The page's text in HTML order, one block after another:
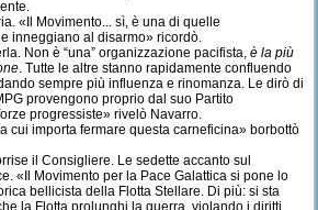
«Il Movimento... sì, è una di quelle
inneggiano al disarmo» ricordò.
Non è “una” organizzazione pacifista, è la più
. Tutte le altre stanno rapidamente confluendo
sempre più influenza e rinomanza. Le dirò di
provengono proprio dal suo Partito
progressiste» rivelò Navarro.
cui importa fermare questa carneficina» borbottò
il Consigliere. Le sedette accanto sul
«Il Movimento per la Pace Galattica si pone lo
bellicista della Flotta Stellare. Di più: si sta
la Flotta prolunghi la guerra, violando i diritti